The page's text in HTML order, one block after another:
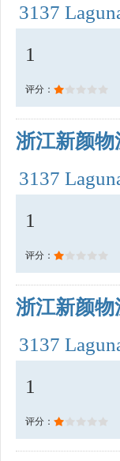
3137
1
评分：
浙江新颜物
3137
1
评分：
浙江新颜物
3137
1
评分：